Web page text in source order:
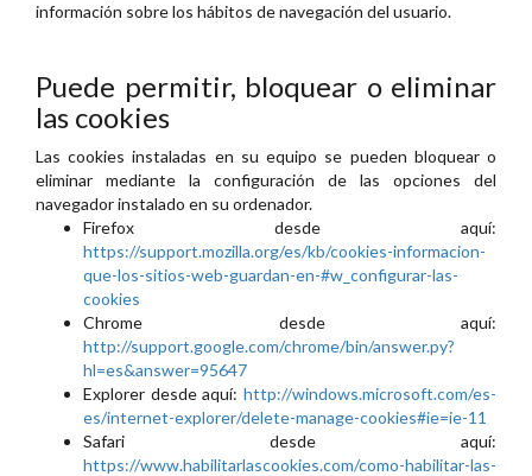
información sobre los hábitos de navegación del usuario.
Puede permitir, bloquear o eliminar
las cookies
Las cookies instaladas en su equipo se pueden bloquear o
eliminar mediante la configuración de las opciones del
navegador instalado en su ordenador.
Firefox desde aquí:
https://support.mozilla.org/es/kb/cookies-informacion-
que-los-sitios-web-guardan-en-#w_configurar-las-
cookies
Chrome desde aquí:
http://support.google.com/chrome/bin/answer.py?
hl=es&answer=95647
Explorer desde aquí: http://windows.microsoft.com/es-
es/internet-explorer/delete-manage-cookies#ie=ie-11
Safari desde aquí:
https://www.habilitarlascookies.com/como-habilitar-las-